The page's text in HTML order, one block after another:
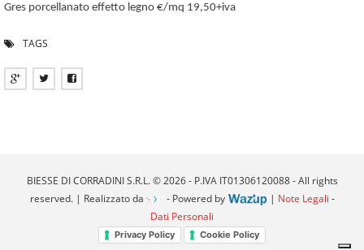
Gres porcellanato effetto legno €/mq 19,50+iva
TAGS
BIESSE DI CORRADINI S.R.L. © 2026 - P.IVA IT01306120088 - All rights
reserved. | Realizzato da
- Powered by | Note Legali -
Dati Personali
Privacy Policy Cookie Policy